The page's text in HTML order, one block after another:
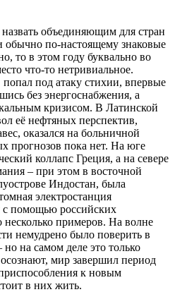
объединяющим для стран
обычно по-настоящему знаковые
то в этом году буквально во
что-то нетривиальное.
под атаку стихии, впервые
без энергоснабжения, а
кризисом. В Латинской
её нефтяных перспектив,
оказался на больничной
прогнозов пока нет. На юге
коллапс Греция, а на севере
– при этом в восточной
Индостан, была
электростанция
с помощью российских
несколько примеров. На волне
немудрено было поверить в
на самом деле это только
мир завершил период
к новым
в них жить.